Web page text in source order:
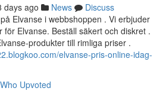
days ago News
Discuss
Elvanse i webbshoppen . Vi erbjuder
Elvanse. Beställ säkert och diskret .
produkter till rimliga priser .
elvanse-pris-online-idag-
Who Upvoted